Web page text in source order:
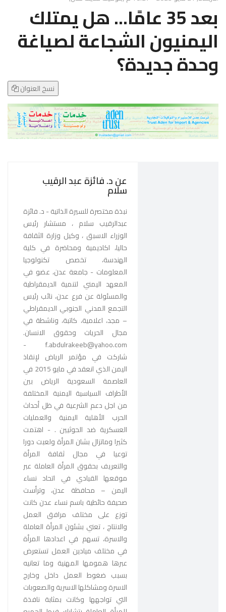
l
e
N
a
v
i
t
i
o
بعد 35 عامًا... هل يمتلك
اليمنيون الشجاعة لصياغة
وحدة جديدة؟
نسخ العنوان
عن د. فائزة عبد الرقيب
سلام
نبذة مختصرة للسيرة الذاتية - د. فائزة
عبدالرقيب سلام ، مستشار رئيس
الوزراء الاسبق ، وكيل وزارة الثقافة
حاليا، اكاديمية ومحاضرة في كلية
الهندسة، تخصص تكنولوجيا
المعلومات - جامعة عدن، عضو في
المعهد اليمني لتنمية الديمقراطية
والمسئولة عن فرع عدن، نائب رئيس
التجمع المدني الجنوبي الديمقراطي
– مجد، اعلامية، كاتبة، وناشطة في
مجال الحريات وحقوق الانسان.
f.abdulrakeeb@yahoo.com
-
شاركت في مؤتمر الرياض لإنقاذ
اليمن الذي انعقد في مايو 2015 في
العاصمة السعودية الرياض بين
الأطراف السياسية اليمنية المختلفة
من اجل دعم الشرعية في ظل أحداث
الحرب الأهلية اليمنية والعمليات
العسكرية ضد الحوثيين . - اهتمت
كثيرا وماتزال بشان المرأة ولعبت دورا
توعيا في مجال ثقافة المرأة
والتعريف بحقوق المرأة العاملة عبر
موقعها القيادي في اتحاد نساء
اليمن – محافظة عدن، وترأست
صحيفة حائطية باسم نساء عدن كانت
توزع على مختلف مرافق العمل
والانتاج ، تعني بشئون المرأة العاملة
والاسرة، تسهم في اعدادها المرأة
في مختلف ميادين العمل تستعرض
عبرها همومها المهنية وما تعانيه
بسبب ضغوط العمل داخل وخارج
الاسرة ومشاكلها الاسرية والصعوبات
التي تواجهها وكانت بمثابة نافذة